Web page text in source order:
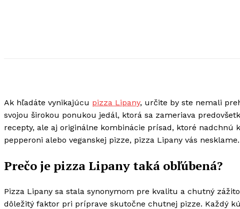
Ak hľadáte vynikajúcu pizza Lipany, určite by ste nemali
svojou širokou ponukou jedál, ktorá sa zameriava
recepty, ale aj originálne kombinácie prísad, ktoré
pepperoni alebo veganskej pizze, pizza Lipany vás nesklame.
Prečo je pizza Lipany taká obľúbená?
Pizza Lipany sa stala synonymom pre kvalitu a chutný
dôležitý faktor pri príprave skutočne chutnej pizze. Každý